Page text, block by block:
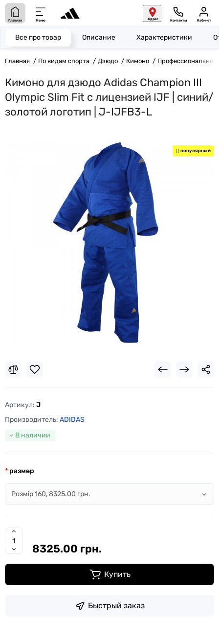
Главная Меню Адрес Контакты Кабинет
Главная По видам спорта Дзюдо Кимоно Профессиональное
Кимоно для дзюдо Adidas Champion III
Olympic Slim Fit с лицензией IJF | синий/
золотой логотип | J-IJFB3-L
Все про товар Описание Характеристики
популярный
Артикул: J
Производитель: ADIDAS
В наличии
размер
8325.00 грн.
Купить
Быстрый заказ